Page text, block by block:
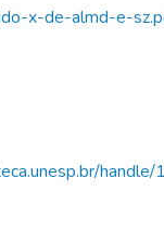
x-de-almd-e-